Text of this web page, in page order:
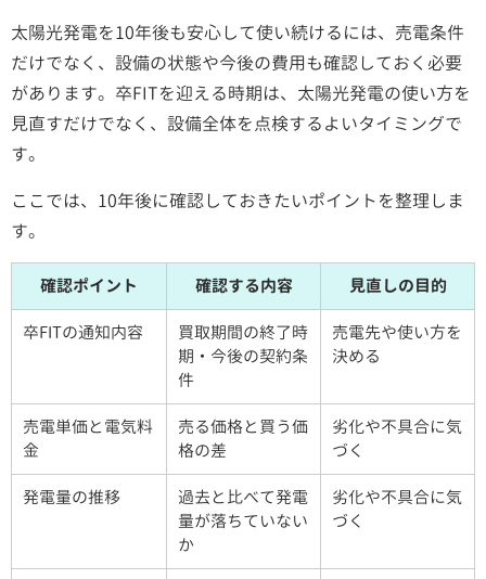
太陽光発電を10年後も安心して使い続けるには、売電条件
だけでなく、設備の状態や今後の費用も確認しておく必要
があります。卒FITを迎える時期は、太陽光発電の使い方を
見直すだけでなく、設備全体を点検するよいタイミングで
す。
ここでは、10年後に確認しておきたいポイントを整理しま
す。
確認ポイント 確認する内容 見直しの目的
卒FITの通知内容
買取期間の終了時
期・今後の契約条
件
売電先や使い方を
決める
売電単価と電気料
金
売る価格と買う価
格の差
劣化や不具合に気
づく
発電量の推移
過去と比べて発電
量が落ちていない
か
劣化や不具合に気
づく